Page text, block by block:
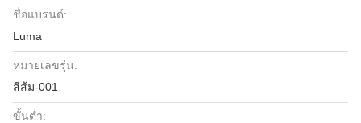
ชื่อแบรนด์:
Luma
หมายเลขรุ่น:
สีส้ม-001
ขั้นต่ำ: